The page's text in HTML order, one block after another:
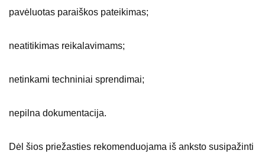
pavėluotas paraiškos pateikimas;
neatitikimas reikalavimams;
netinkami techniniai sprendimai;
nepilna dokumentacija.
Dėl šios priežasties rekomenduojama iš anksto susipažinti